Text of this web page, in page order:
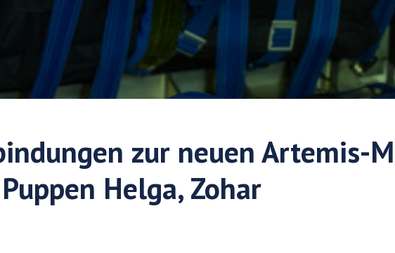
zur neuen Artemis-
Helga, Zohar